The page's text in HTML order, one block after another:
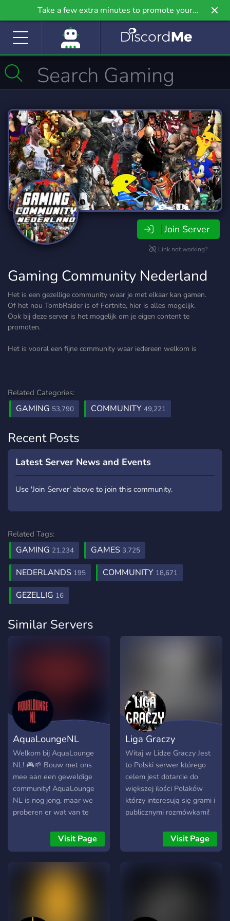
Take a few extra minutes to promote your
community even further on Griv.io, our newest
Join Server
Link not working?
Gaming Community Nederland
Het is een gezellige community waar je met elkaar kan gamen.
Of het nou TombRaider is of Fortnite, hier is alles mogelijk.
Ook bij deze server is het mogelijk om je eigen content te
promoten.
Het is vooral een fijne community waar iedereen welkom is
Related Categories:
GAMING 53,790 COMMUNITY 49,221
Recent Posts
Latest Server News and Events
Use 'Join Server' above to join this community.
Related Tags:
GAMING 21,234 GAMES 3,725
NEDERLANDS 195 COMMUNITY 18,671
GEZELLIG 16
Similar Servers
AquaLoungeNL
Welkom bij AquaLounge
NL! 🎮🌱 Bouw met ons
mee aan een geweldige
community! AquaLounge
NL is nog jong, maar we
proberen er wat van te
gaming gericht, maar ook
toegankelijk voor de niet
gamers. De plek voor
nederlandse gezelligheid,
waar iedereen welkom is,
Gezelligheid: Deel je
Visit Page
Liga Graczy
Witaj w Lidze Graczy Jest
to Polski serwer którego
celem jest dotarcie do
większej ilości Polaków
którzy interesują się grami i
publicznymi rozmówkami!
▷Różnorodne Boty !
▷Możliwość dołączenia do
Visit Page